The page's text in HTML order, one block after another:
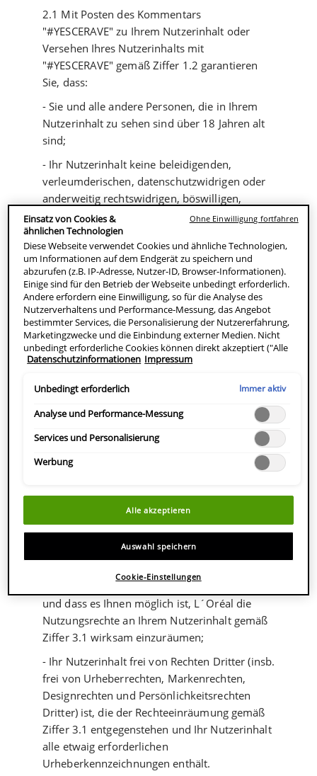
2.1 Mit Posten des Kommentars
"#YESCERAVE" zu Ihrem Nutzerinhalt oder
Versehen Ihres Nutzerinhalts mit
"#YESCERAVE" gemäß Ziffer 1.2 garantieren
Sie, dass:
- Sie und alle andere Personen, die in Ihrem
Nutzerinhalt zu sehen sind über 18 Jahren alt
sind;
- Ihr Nutzerinhalt keine beleidigenden,
verleumderischen, datenschutzwidrigen oder
anderweitig rechtswidrigen, böswilligen,
jugendgefährdenden, rassistischen,
gewalttätigen, gewaltverherrlichenden,
politisch extremistischen, sexistischen,
diskriminierenden oder sonst anstößigen
Inhalte und keine politische Werbung enthält;
- soweit Ihr Nutzerinhalt Werbung oder
Empfehlungen für L´Oréal-Produkte, L´Oréal-
Marken oder L´Oréal-Dienstleistungen
enthält- es sich hierbei um einen wahren und
Überzeugung handelt, die auf der Verwendung
der L´Oréal-Produkte oder L`Oréal-
Dienstleistungen beruht, und dass Sie, so dies
der Fall gewesen sein sollte, den Erhalt von
kostenlosen L´Oréal-Produkten oder L`Oréal-
diesbezüglicher Vergünstigungen als
Gegenleistung für die Erstellung und/oder
Bereitstellung Ihres Nutzerinhalts offengelegt
gemäß Ziffer 3.1 erforderlichen Rechte sind
und dass es Ihnen möglich ist, L´Oréal die
Nutzungsrechte an Ihrem Nutzerinhalt gemäß
Ziffer 3.1 wirksam einzuräumen;
- Ihr Nutzerinhalt frei von Rechten Dritter (insb.
frei von Urheberrechten, Markenrechten,
Designrechten und Persönlichkeitsrechten
Dritter) ist, die der Rechteeinräumung gemäß
Ziffer 3.1 entgegenstehen und Ihr Nutzerinhalt
alle etwaig erforderlichen
Urheberkennzeichnungen enthält.
Einsatz von Cookies &
ähnlichen Technologien
Diese Webseite verwendet Cookies und ähnliche Technologien,
um Informationen auf dem Endgerät zu speichern und
abzurufen (z.B. IP-Adresse, Nutzer-ID, Browser-Informationen).
Einige sind für den Betrieb der Webseite unbedingt erforderlich.
Andere erfordern eine Einwilligung, so für die Analyse des
Nutzerverhaltens und Performance-Messung, das Angebot
bestimmter Services, die Personalisierung der Nutzererfahrung,
Marketingzwecke und die Einbindung externer Medien. Nicht
unbedingt erforderliche Cookies können direkt akzeptiert ("Alle
akzeptieren") oder abgelehnt ("Ohne Einwilligung fortfahren")
ebenfalls möglich und speicherbar ("Auswahl speichern"). Die
angepasst werden. Für weitere Informationen s. unsere
Datenschutzinformationen Impressum
Unbedingt erforderlich Immer aktiv
Analyse und Performance-Messung
Services und Personalisierung
Werbung
Alle akzeptieren
Auswahl speichern
Cookie-Einstellungen
Ohne Einwilligung fortfahren